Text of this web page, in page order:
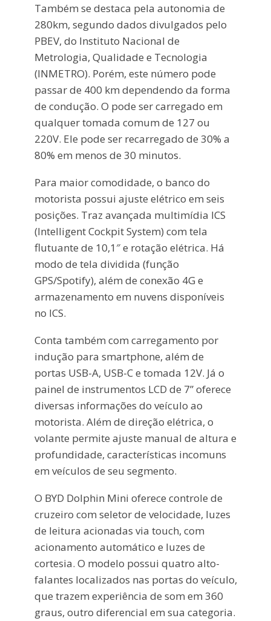
Também se destaca pela autonomia de
280km, segundo dados divulgados pelo
PBEV, do Instituto Nacional de
Metrologia, Qualidade e Tecnologia
(INMETRO). Porém, este número pode
passar de 400 km dependendo da forma
de condução. O pode ser carregado em
qualquer tomada comum de 127 ou
220V. Ele pode ser recarregado de 30% a
80% em menos de 30 minutos.
Para maior comodidade, o banco do
motorista possui ajuste elétrico em seis
posições. Traz avançada multimídia ICS
(Intelligent Cockpit System) com tela
flutuante de 10,1″ e rotação elétrica. Há
modo de tela dividida (função
GPS/Spotify), além de conexão 4G e
armazenamento em nuvens disponíveis
no ICS.
Conta também com carregamento por
indução para smartphone, além de
portas USB-A, USB-C e tomada 12V. Já o
painel de instrumentos LCD de 7” oferece
diversas informações do veículo ao
motorista. Além de direção elétrica, o
volante permite ajuste manual de altura e
profundidade, características incomuns
em veículos de seu segmento.
O BYD Dolphin Mini oferece controle de
cruzeiro com seletor de velocidade, luzes
de leitura acionadas via touch, com
acionamento automático e luzes de
cortesia. O modelo possui quatro alto-
falantes localizados nas portas do veículo,
que trazem experiência de som em 360
graus, outro diferencial em sua categoria.